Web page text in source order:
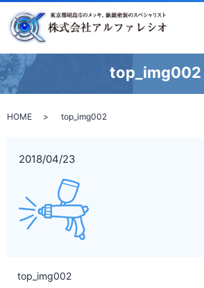
top_img002
HOME top_img002
2018/04/23
top_img002